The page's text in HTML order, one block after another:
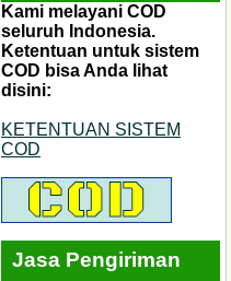
Kami melayani COD
seluruh Indonesia.
Ketentuan untuk sistem
COD bisa Anda lihat
disini:
KETENTUAN SISTEM
COD
Jasa Pengiriman